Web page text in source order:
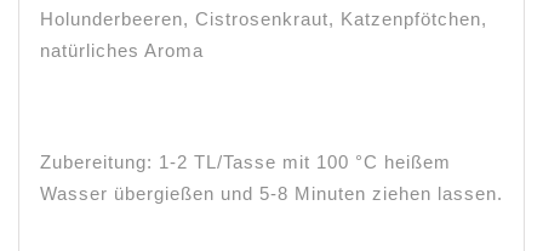
Holunderbeeren, Cistrosenkraut, Katzenpfötchen,
natürliches Aroma
Zubereitung: 1-2 TL/Tasse mit 100 °C heißem
Wasser übergießen und 5-8 Minuten ziehen lassen.